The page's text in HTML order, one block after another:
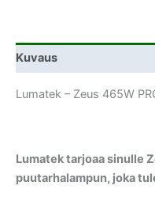
Kuvaus
Lumatek – Zeus 465W
Lumatek tarjoaa sinulle
puutarhalampun, joka